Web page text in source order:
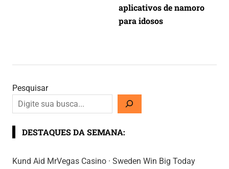
aplicativos de namoro
para idosos
Pesquisar
DESTAQUES DA SEMANA:
Kund Aid MrVegas Casino · Sweden Win Big Today